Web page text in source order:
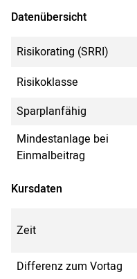
Datenübersicht
Risikorating (SRRI)
Risikoklasse
Sparplanfähig
Mindestanlage bei
Einmalbeitrag
Kursdaten
Zeit
Differenz zum Vortag